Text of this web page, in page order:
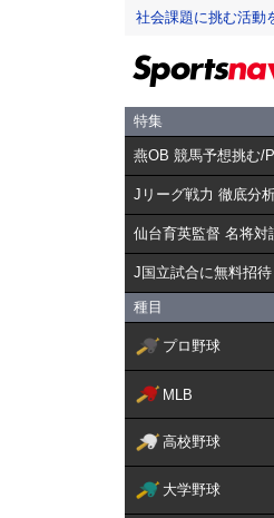
社会課題に挑む活動
特集
燕OB 競馬予想挑む/
Jリーグ戦力 徹底分
仙台育英監督 名将対
J国立試合に無料招待
種目
プロ野球
MLB
高校野球
大学野球